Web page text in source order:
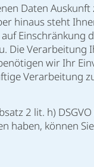
Daten Auskunft
hinaus steht
Einschränkung
Die Verarbeitung
wir Ihr
Verarbeitung
2 lit. h)
haben, können